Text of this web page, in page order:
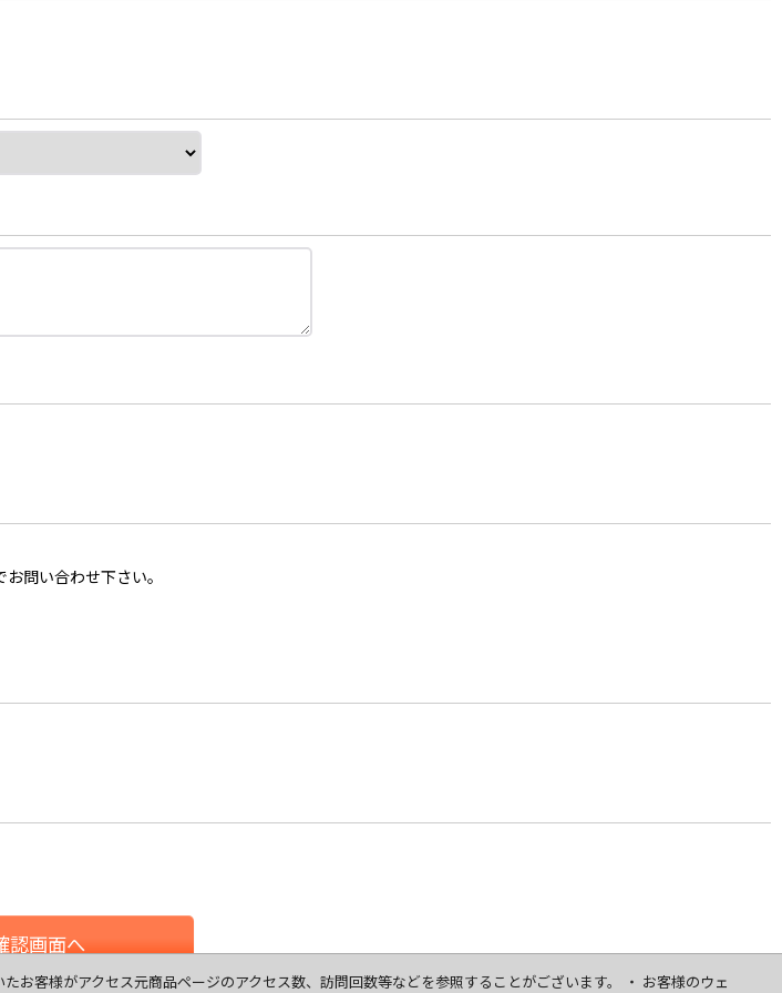
問い合わせ下さい。
認画面へ
客様がアクセス元商品ページのアクセス数、訪問回数等などを参照することがございます。 ・ お客様のウェ